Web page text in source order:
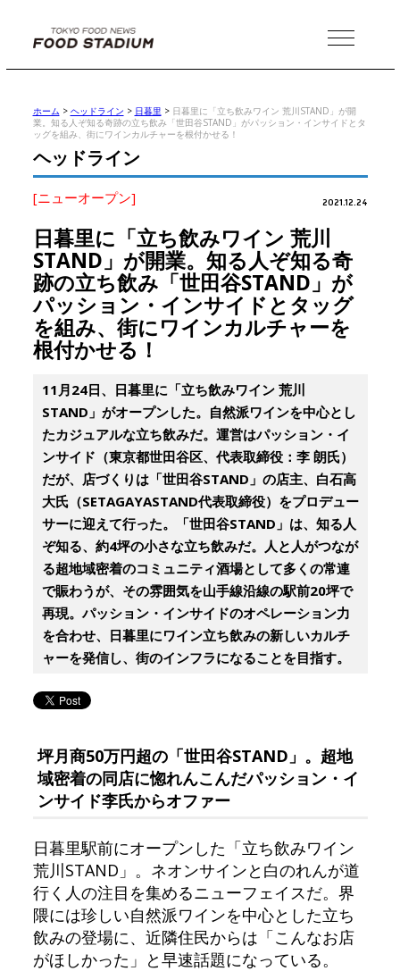
MENU
ホーム > ヘッドライン > 日暮里 > 日暮里に「立ち飲みワイン 荒川STAND」が開
業。知る人ぞ知る奇跡の立ち飲み「世田谷STAND」がパッション・インサイドとタ
ッグを組み、街にワインカルチャーを根付かせる！
ヘッドライン
[ニューオープン] 2021.12.24
日暮里に「立ち飲みワイン 荒川
STAND」が開業。知る人ぞ知る奇
跡の立ち飲み「世田谷STAND」が
パッション・インサイドとタッグ
を組み、街にワインカルチャーを
根付かせる！
11月24日、日暮里に「立ち飲みワイン 荒川
STAND」がオープンした。自然派ワインを中心とし
たカジュアルな立ち飲みだ。運営はパッション・イ
ンサイド（東京都世田谷区、代表取締役：李 朗氏）
だが、店づくりは「世田谷STAND」の店主、白石高
大氏（SETAGAYASTAND代表取締役）をプロデュー
サーに迎えて行った。「世田谷STAND」は、知る人
ぞ知る、約4坪の小さな立ち飲みだ。人と人がつなが
る超地域密着のコミュニティ酒場として多くの常連
で賑わうが、その雰囲気を山手線沿線の駅前20坪で
再現。パッション・インサイドのオペレーション力
を合わせ、日暮里にワイン立ち飲みの新しいカルチ
ャーを発信し、街のインフラになることを目指す。
坪月商50万円超の「世田谷STAND」。超地
域密着の同店に惚れんこんだパッション・イ
ンサイド李氏からオファー
日暮里駅前にオープンした「立ち飲みワイン
荒川STAND」。ネオンサインと白のれんが道
行く人の注目を集めるニューフェイスだ。界
隈には珍しい自然派ワインを中心とした立ち
飲みの登場に、近隣住民からは「こんなお店
がほしかった」と早速話題になっている。